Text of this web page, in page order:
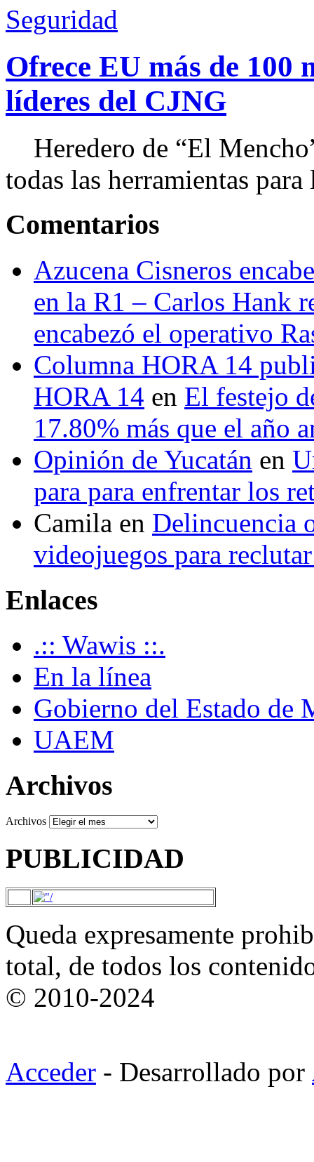
Seguridad
Ofrece EU más de 100
líderes del CJNG
Heredero de “El
todas las herramientas
Comentarios
Azucena Cisneros
en la R1 – Carlos Hank
encabezó el operativo
Columna HORA 14
HORA 14 en El festejo
17.80% más que el año
Opinión de Yucatán en
para para enfrentar los
Camila en Delincuencia
videojuegos para
Enlaces
.:: Wawis ::.
En la línea
Gobierno del Estado de
UAEM
Archivos
Archivos
PUBLICIDAD
Queda expresamente
total, de todos los
© 2010-2024
Acceder - Desarrollado por